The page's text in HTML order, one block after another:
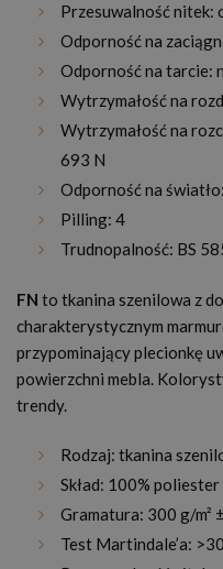
Przesuwalność nitek:
Odporność na
Odporność na tarcie:
Wytrzymałość na
Wytrzymałość na
693 N
Odporność na
Pilling: 4
Trudnopalność: BS
FN to tkanina szenilowa z
charakterystycznym
przypominający plecionkę
powierzchni mebla.
trendy.
Rodzaj: tkanina
Skład: 100% poliester
Gramatura: 300 g/m²
Test Martindale’a: